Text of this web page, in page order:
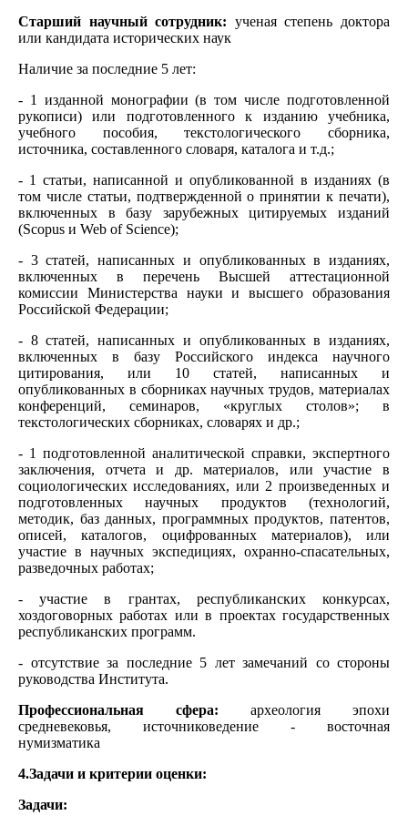
Старший научный сотрудник: ученая степень доктора
или кандидата исторических наук
Наличие за последние 5 лет:
- 1 изданной монографии (в том числе подготовленной
рукописи) или подготовленного к изданию учебника,
учебного пособия, текстологического сборника,
источника, составленного словаря, каталога и т.д.;
- 1 статьи, написанной и опубликованной в изданиях (в
том числе статьи, подтвержденной о принятии к печати),
включенных в базу зарубежных цитируемых изданий
(Scopus и Web of Science);
- 3 статей, написанных и опубликованных в изданиях,
включенных в перечень Высшей аттестационной
комиссии Министерства науки и высшего образования
Российской Федерации;
- 8 статей, написанных и опубликованных в изданиях,
включенных в базу Российского индекса научного
цитирования, или 10 статей, написанных и
опубликованных в сборниках научных трудов, материалах
конференций, семинаров, «круглых столов»; в
текстологических сборниках, словарях и др.;
- 1 подготовленной аналитической справки, экспертного
заключения, отчета и др. материалов, или участие в
социологических исследованиях, или 2 произведенных и
подготовленных научных продуктов (технологий,
методик, баз данных, программных продуктов, патентов,
описей, каталогов, оцифрованных материалов), или
участие в научных экспедициях, охранно-спасательных,
разведочных работах;
- участие в грантах, республиканских конкурсах,
хоздоговорных работах или в проектах государственных
республиканских программ.
- отсутствие за последние 5 лет замечаний со стороны
руководства Института.
Профессиональная сфера: археология эпохи
средневековья, источниковедение - восточная
нумизматика
4.Задачи и критерии оценки:
Задачи: